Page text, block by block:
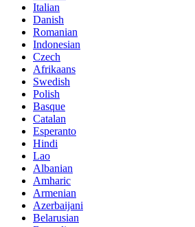
Italian
Danish
Romanian
Indonesian
Czech
Afrikaans
Swedish
Polish
Basque
Catalan
Esperanto
Hindi
Lao
Albanian
Amharic
Armenian
Azerbaijani
Belarusian